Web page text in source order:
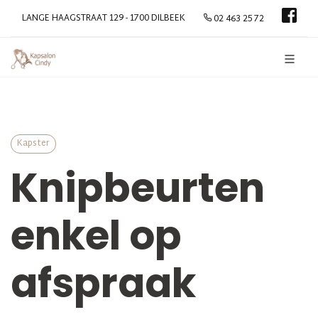
LANGE HAAGSTRAAT 129 - 1700 DILBEEK 02 463 25 72
Kapster
Knipbeurten
enkel op
afspraak